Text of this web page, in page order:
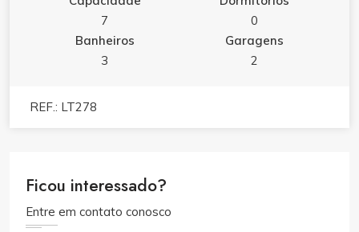
7
0
Banheiros
3
Garagens
2
REF.: LT278
Ficou interessado?
Entre em contato conosco